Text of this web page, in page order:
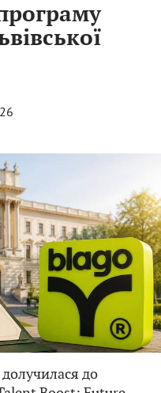
долучилася до